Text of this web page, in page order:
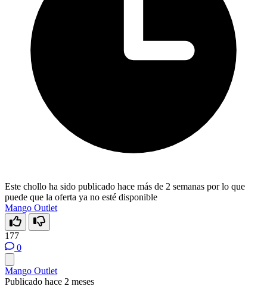
Este chollo ha sido publicado hace más de 2 semanas por lo que
puede que la oferta ya no esté disponible
Mango Outlet
177
0
Mango Outlet
Publicado hace 2 meses